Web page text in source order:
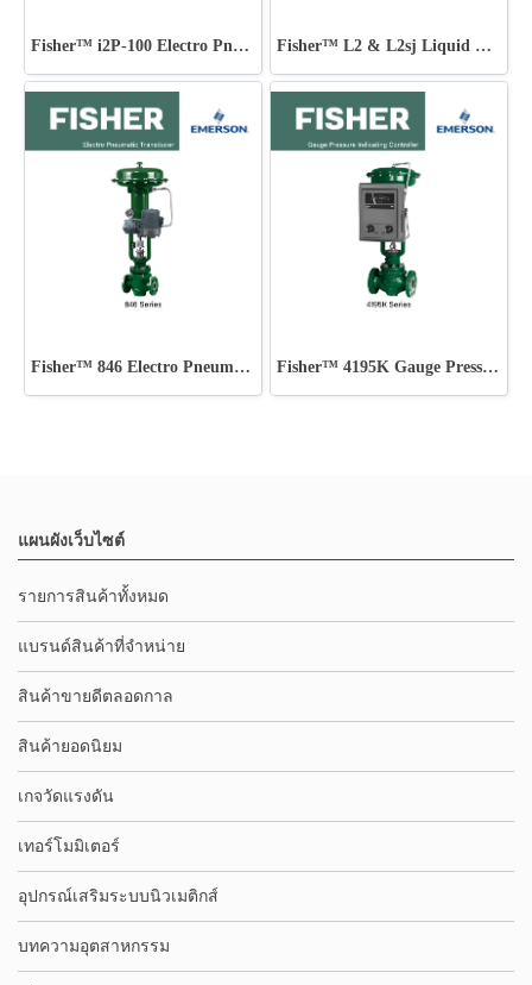
Fisher™ i2P-100 Electro Pneumatic Transducer Fisher™ L2 & L2sj Liquid Level Controllers
Fisher™ 846 Electro Pneumatic Transducer Fisher™ 4195K Gauge Pressure Indicating Controller
แผนผังเว็บไซต์
รายการสินค้าทั้งหมด
แบรนด์สินค้าที่จำหน่าย
สินค้าขายดีตลอดกาล
สินค้ายอดนิยม
เกจวัดแรงดัน
เทอร์โมมิเตอร์
อุปกรณ์เสริมระบบนิวเมติกส์
บทความอุตสาหกรรม